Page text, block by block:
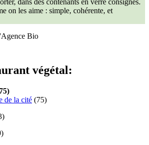
dans des contenants en verre consignés.
on les aime : simple, cohérente, et
Bio
végétal:
de la cité (75)